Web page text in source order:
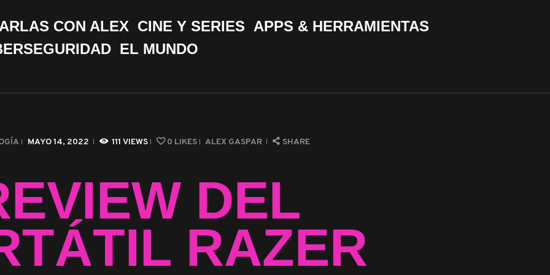
CON ALEX CINE Y SERIES
APPS & HERRAMIENTAS
EL MUNDO
MAYO 14, 2022 111 VIEWS 0 LIKES ALEX GASPAR SHARE
DEL
RAZER
CHARLAS CON ALEX
CINE Y SERIES
CIBERSEGURIDAD